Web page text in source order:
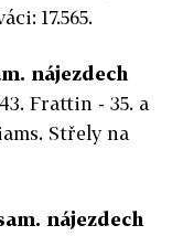
17.565.
nájezdech
Frattin - 35. a
Střely na
nájezdech